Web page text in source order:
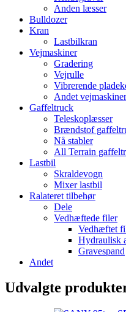
Anden læsser
Bulldozer
Kran
Lastbilkran
Vejmaskiner
Gradering
Vejrulle
Vibrerende
Andet
Gaffeltruck
Teleskoplæsser
Brændstof
Nå stabler
All Terrain
Lastbil
Skraldevogn
Mixer lastbil
Ralateret tilbehør
Dele
Vedhæftede filer
Vedhæftet
Hydraulisk
Gravespand
Andet
Udvalgte